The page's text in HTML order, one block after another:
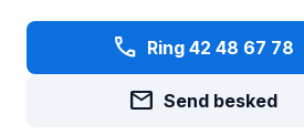
phone Ring 42 48 67 78
mail Send besked